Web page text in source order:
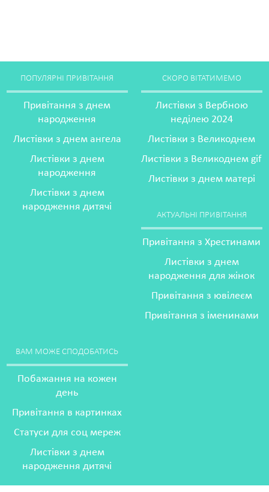
ПОПУЛЯРНІ ПРИВІТАННЯ
Привітання з днем
народження
Листівки з днем ангела
Листівки з днем
народження
Листівки з днем
народження дитячі
СКОРО ВІТАТИМЕМО
Листівки з Вербною
неділею 2024
Листівки з Великоднем
Листівки з Великоднем gif
Листівки з днем матері
АКТУАЛЬНІ ПРИВІТАННЯ
Привітання з Хрестинами
Листівки з днем
народження для жінок
Привітання з ювілеєм
Привітання з іменинами
ВАМ МОЖЕ СПОДОБАТИСЬ
Побажання на кожен
день
Привітання в картинках
Статуси для соц мереж
Листівки з днем
народження дитячі